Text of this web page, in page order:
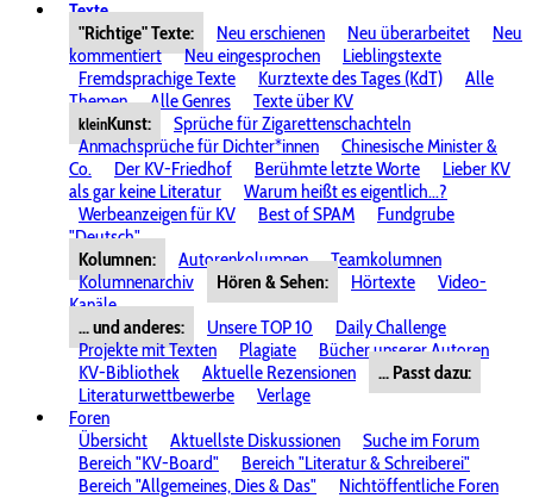
Texte
"Richtige" Texte:
Neu erschienen Neu überarbeitet
Neu
kommentiert
Neu eingesprochen
Lieblingstexte
Fremdsprachige Texte
Kurztexte des Tages (KdT)
Alle
Themen
Alle Genres Texte über KV
kleinKunst:
Sprüche für Zigarettenschachteln
Anmachsprüche für Dichter*innen
Chinesische Minister &
Co.
Der KV-Friedhof Berühmte letzte Worte
Lieber KV
als gar keine Literatur
Warum heißt es eigentlich...?
Werbeanzeigen für KV
Best of SPAM
Fundgrube
"Deutsch"
Kolumnen:
Autorenkolumnen
Teamkolumnen
Kolumnenarchiv
Hören & Sehen: Hörtexte
Video-
Kanäle
... und anderes:
Unsere TOP 10
Daily Challenge
Projekte mit Texten
Plagiate
Bücher unserer Autoren
KV-Bibliothek
Aktuelle Rezensionen
... Passt dazu:
Literaturwettbewerbe
Verlage
Foren
Übersicht
Aktuellste Diskussionen
Suche im Forum
Bereich "KV-Board"
Bereich "Literatur & Schreiberei"
Bereich "Allgemeines, Dies & Das"
Nichtöffentliche Foren